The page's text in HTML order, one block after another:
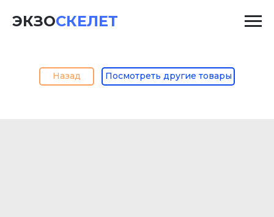
ЭКЗОСКЕЛЕТ
Назад Посмотреть другие товары